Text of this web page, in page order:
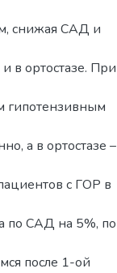
снижая САД и
в ортостазе. При
гипотензивным
а в ортостазе –
с ГОР в
по САД на 5%, по
после 1-ой